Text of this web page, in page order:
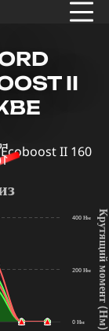
II
0 Нм
200 Нм
400 Нм